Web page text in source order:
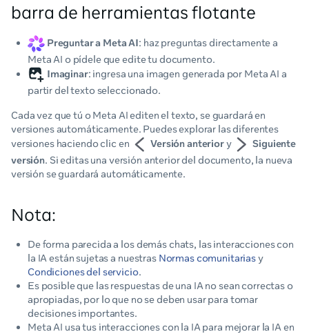
barra de herramientas flotante
Preguntar a Meta AI: haz preguntas directamente a
Meta AI o pídele que edite tu documento.
Imaginar: ingresa una imagen generada por Meta AI a
partir del texto seleccionado.
Cada vez que tú o Meta AI editen el texto, se guardará en
versiones automáticamente. Puedes explorar las diferentes
versiones haciendo clic en
Versión anteriory
Siguiente
versión. Si editas una versión anterior del documento, la nueva
versión se guardará automáticamente.
Nota:
De forma parecida a los demás chats, las interacciones con
la IA están sujetas a nuestras Normas comunitariasy
Condiciones del servicio.
Es posible que las respuestas de una IA no sean correctas o
apropiadas, por lo que no se deben usar para tomar
decisiones importantes.
Meta AI usa tus interacciones con la IA para mejorar la IA en